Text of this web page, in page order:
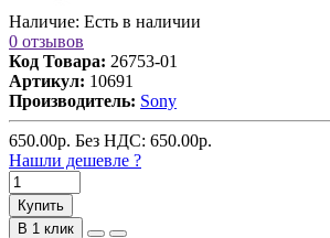
Наличие: Есть в наличии
0 отзывов
Код Товара: 26753-01
Артикул: 10691
Производитель: Sony
650.00р. Без НДС: 650.00р.
Нашли дешевле ?
Купить
В 1 клик